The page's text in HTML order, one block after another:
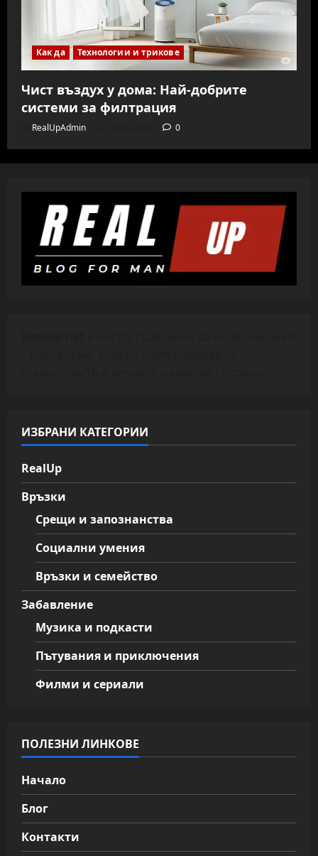
Как да Технологии и трикове
Чист въздух у дома: Най-добрите
системи за филтрация
RealUpAdmin 0
ИЗБРАНИ КАТЕГОРИИ
RealUp
Връзки
Срещи и запознанства
Социални умения
Връзки и семейство
Забавление
Музика и подкасти
Пътувания и приключения
Филми и сериали
ПОЛЕЗНИ ЛИНКОВЕ
Начало
Блог
Контакти